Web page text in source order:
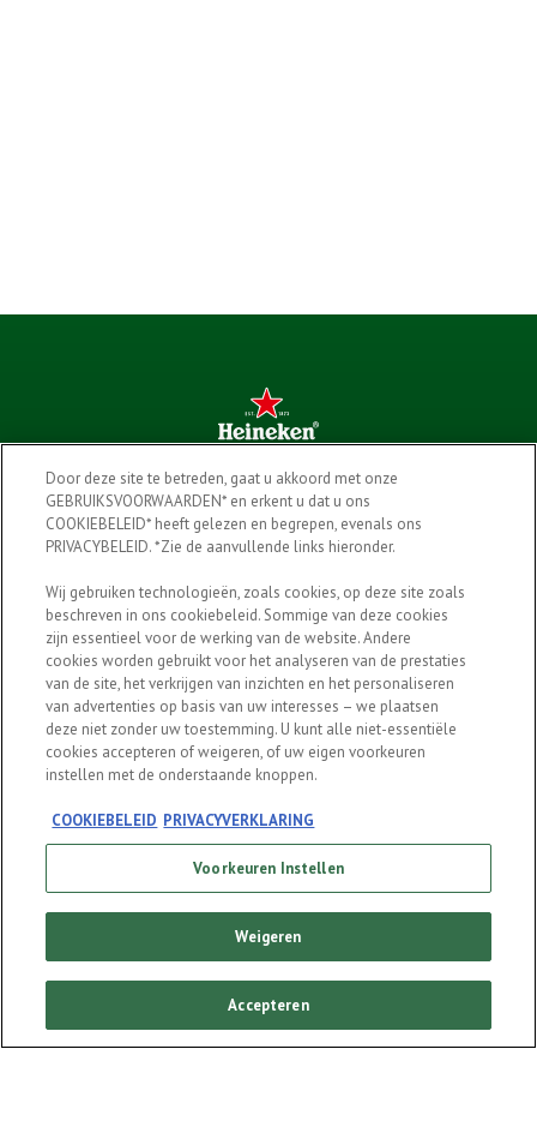
Ons verhaal
Verantwoord genieten
Cookie beleid
Voorkeuren Instellen
Algemene voorwaarden
Privacy verklaring
Heineken voor ondernemers
Nieuwsbrief
UGC Policy
Social
Door deze site te betreden, gaat u akkoord met onze
GEBRUIKSVOORWAARDEN* en erkent u dat u ons
COOKIEBELEID* heeft gelezen en begrepen, evenals ons
PRIVACYBELEID. *Zie de aanvullende links hieronder.
Wij gebruiken technologieën, zoals cookies, op deze site zoals
beschreven in ons cookiebeleid. Sommige van deze cookies
zijn essentieel voor de werking van de website. Andere
cookies worden gebruikt voor het analyseren van de prestaties
van de site, het verkrijgen van inzichten en het personaliseren
van advertenties op basis van uw interesses – we plaatsen
deze niet zonder uw toestemming. U kunt alle niet-essentiële
cookies accepteren of weigeren, of uw eigen voorkeuren
instellen met de onderstaande knoppen.
COOKIEBELEID PRIVACYVERKLARING
Voorkeuren Instellen
Weigeren
Accepteren
FAQ